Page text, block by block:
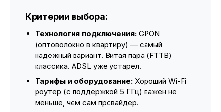
Критерии выбора:
Технология подключения: GPON
(оптоволокно в квартиру) — самый
надежный вариант. Витая пара (FTTB) —
классика. ADSL уже устарел.
Тарифы и оборудование: Хороший Wi-Fi
роутер (с поддержкой 5 ГГц) важен не
меньше, чем сам провайдер.